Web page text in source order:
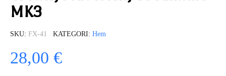
MK3
SKU FX-41 KATEGORI Hem
28,00 €